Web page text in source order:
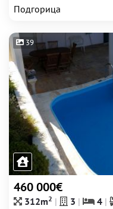
Подгорица
39
460 000€
312m2 3 4